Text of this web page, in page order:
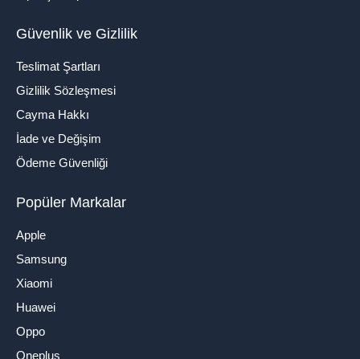
Güvenlik ve Gizlilik
Teslimat Şartları
Gizlilik Sözleşmesi
Cayma Hakkı
İade ve Değişim
Ödeme Güvenliği
Popüler Markalar
Apple
Samsung
Xiaomi
Huawei
Oppo
Oneplus